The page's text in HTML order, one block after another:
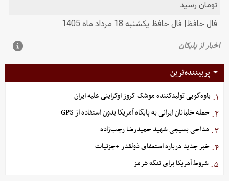
پربیننده‌ترین
۱. یاوه‌گویی تولیدکننده موشک کروز اوکراینی علیه ایران
۲. حمله خلبانان ایرانی به پایگاه آمریکا بدون استفاده از GPS
۳. مداحی بسیجی شهید حمیدرضا رجب‌زاده
۴. خبر جدید درباره استعفای ذولقدر +جزئیات
۵. شروط آمریکا برای تنگه هرمز